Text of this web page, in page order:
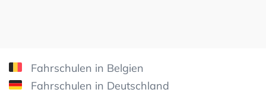
Fahrschulen in Belgien
Fahrschulen in Deutschland